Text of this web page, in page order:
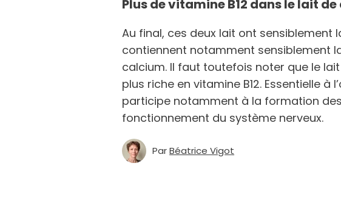
Plus de vitamine B12 dans le lait
Au final, ces deux lait ont sensiblement
contiennent notamment sensiblement
calcium. Il faut toutefois noter que le
plus riche en vitamine B12. Essentielle à
participe notamment à la formation
fonctionnement du système nerveux.
ParBéatrice Vigot